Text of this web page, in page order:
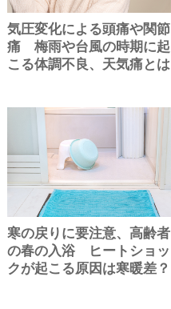
気圧変化による頭痛や関節
痛 梅雨や台風の時期に起
こる体調不良、天気痛とは
寒の戻りに要注意、高齢者
の春の入浴 ヒートショッ
クが起こる原因は寒暖差？